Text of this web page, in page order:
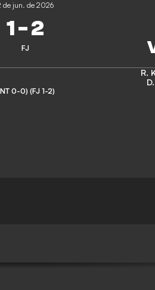
de jun. de 2026
1-2
FJ
R.
0-0) (FJ 1-2)